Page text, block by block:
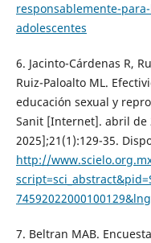
responsablemente-
adolescentes
6. Jacinto-Cárdenas R,
Ruiz-Paloalto ML.
educación sexual y
Sanit [Internet]. abril de
2025];21(1):129-35.
http://
7. Beltran MAB.